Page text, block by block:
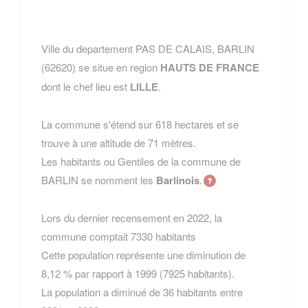
Ville du departement PAS DE CALAIS, BARLIN
(62620) se situe en region HAUTS DE FRANCE
dont le chef lieu est LILLE.
La commune s'étend sur 618 hectares et se
trouve à une altitude de 71 mètres.
Les habitants ou Gentiles de la commune de
BARLIN se nomment les Barlinois.
Lors du dernier recensement en 2022, la
commune comptait 7330 habitants
Cette population représente une diminution de
8,12 % par rapport à 1999 (7925 habitants).
La population a diminué de 36 habitants entre